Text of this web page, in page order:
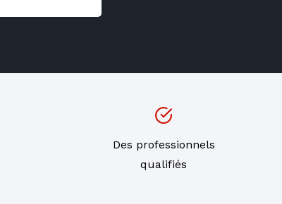
Des professionnels
qualifiés